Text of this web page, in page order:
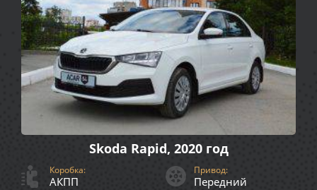
Skoda Rapid, 2020 год
Коробка:
АКПП
Привод:
Передний